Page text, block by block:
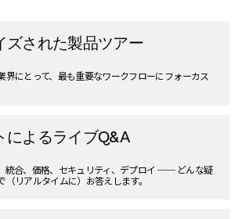
ズされた製品ツアー
界にとって、最も重要なワークフローにフォーカス
によるライブQ&A
統合、価格、セキュリティ、デプロイ ── どんな疑
（リアルタイムに）お答えします。